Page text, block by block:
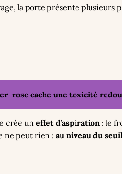
la porte présente plusieurs
rose cache une toxicité
crée uneffet d’aspiration : le
ne peut rien :au niveau du seuil